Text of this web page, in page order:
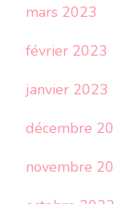
mars 2023
février 2023
janvier 2023
décembre
novembre